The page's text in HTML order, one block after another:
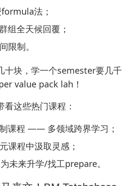
法；
全天候回覆；
限制。
十块，学一个semester要几千
value pack lah！
这些热门课程：
课程 —— 多领域跨界学习；
课程中汲取灵感；
未来升学/找工prepare。